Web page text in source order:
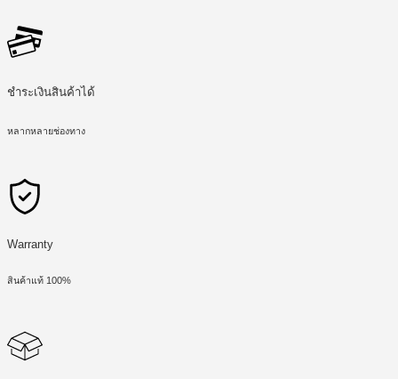
ชำระเงินสินค้าได้
หลากหลายช่องทาง
Warranty
สินค้าแท้ 100%